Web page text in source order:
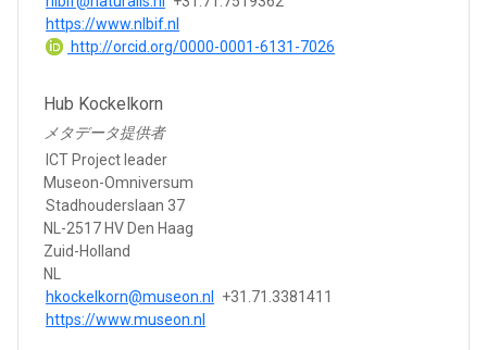
https://www.nlbif.nl
http://orcid.org/0000-0001-6131-7026
Hub Kockelkorn
メタデータ提供者
ICT Project leader
Museon-Omniversum
Stadhouderslaan 37
NL-2517 HV Den Haag
Zuid-Holland
NL
hkockelkorn@museon.nl
+31.71.3381411
https://www.museon.nl